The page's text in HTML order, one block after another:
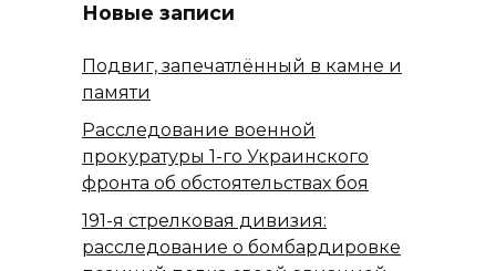
Новые записи
Подвиг, запечатлённый в камне и
памяти
Расследование военной
прокуратуры 1-го Украинского
фронта об обстоятельствах боя
191-я стрелковая дивизия:
расследование о бомбардировке